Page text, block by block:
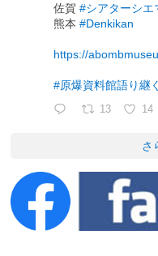
佐賀#シアターシエ
熊本#Denkikan
https://
#原爆資料館語り継
13 14
さ